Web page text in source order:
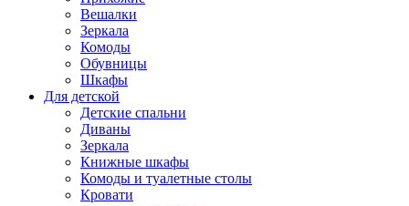
Вешалки
Зеркала
Комоды
Обувницы
Шкафы
Для детской
Детские спальни
Диваны
Зеркала
Книжные шкафы
Комоды и туалетные столы
Кровати